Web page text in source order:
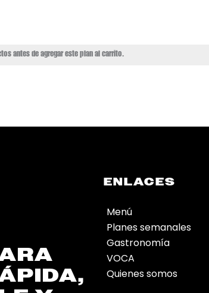
antes de agregar este plan al carrito.
ENLACES
Menú
Planes semanales
Gastronomía
VOCA
Quienes somos